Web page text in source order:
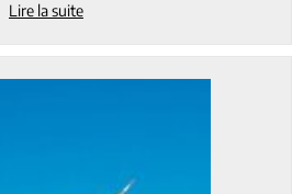
Lire la suite